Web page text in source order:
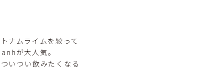
ナムライムを絞って
が大人気。
いつい飲みたくなる